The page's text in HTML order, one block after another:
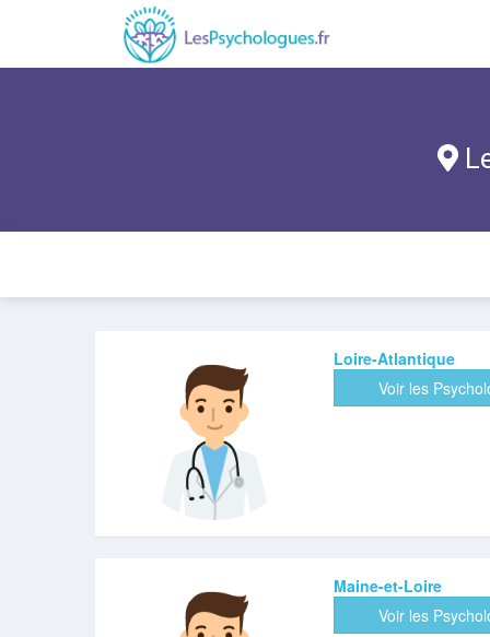
Loire-Atlantique
Voir les
Maine-et-Loire
Voir les